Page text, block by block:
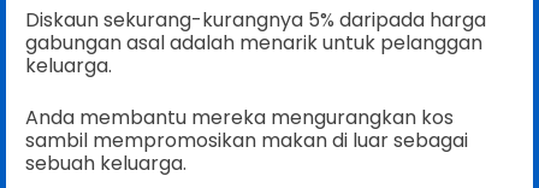
Diskaun sekurang-kurangnya 5% daripada harga
gabungan asal adalah menarik untuk pelanggan
keluarga.
Anda membantu mereka mengurangkan kos
sambil mempromosikan makan di luar sebagai
sebuah keluarga.